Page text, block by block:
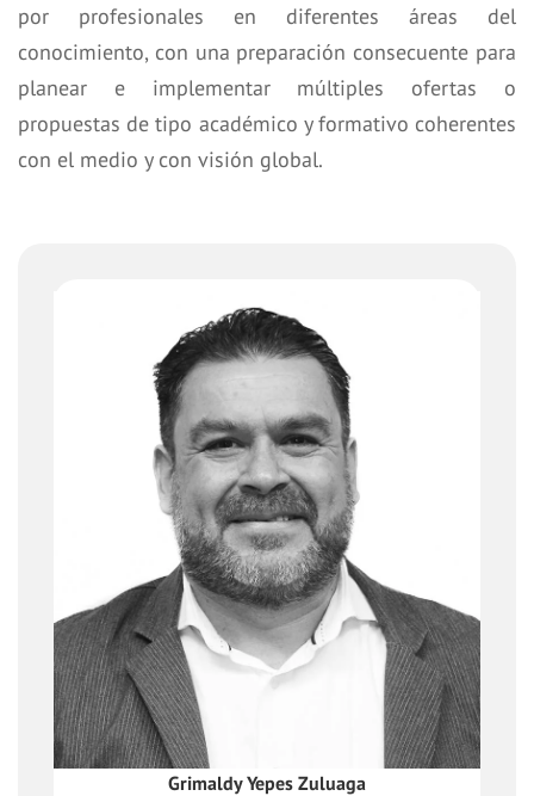
por profesionales en diferentes áreas del
conocimiento, con una preparación consecuente para
planear e implementar múltiples ofertas o
propuestas de tipo académico y formativo coherentes
con el medio y con visión global.
Facilitador en la articulación de las
labores misionales de docencia e
investgación con
las diversas organizaciones públicas y
privadas con el objeto de contribuir
mediante programas académicos, la
investigación cientfica, asesorías y
consultorías al desarrollo armónico de
las mismas y satsfacer necesidades
sociales conocidas.
Grimaldy Yepes Zuluaga